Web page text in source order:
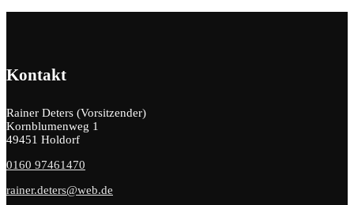
Kontakt
Rainer Deters (Vorsitzender)
Kornblumenweg 1
49451 Holdorf
0160 97461470
rainer.deters@web.de